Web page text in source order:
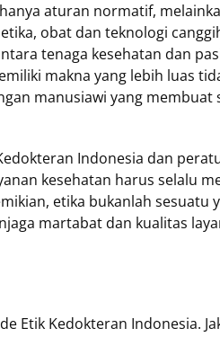
aturan normatif,
obat dan teknologi
tenaga kesehatan dan
makna yang lebih luas
manusiawi yang membuat
Indonesia dan
kesehatan harus selalu
etika bukanlah sesuatu
martabat dan kualitas
Etik Kedokteran Indonesia.